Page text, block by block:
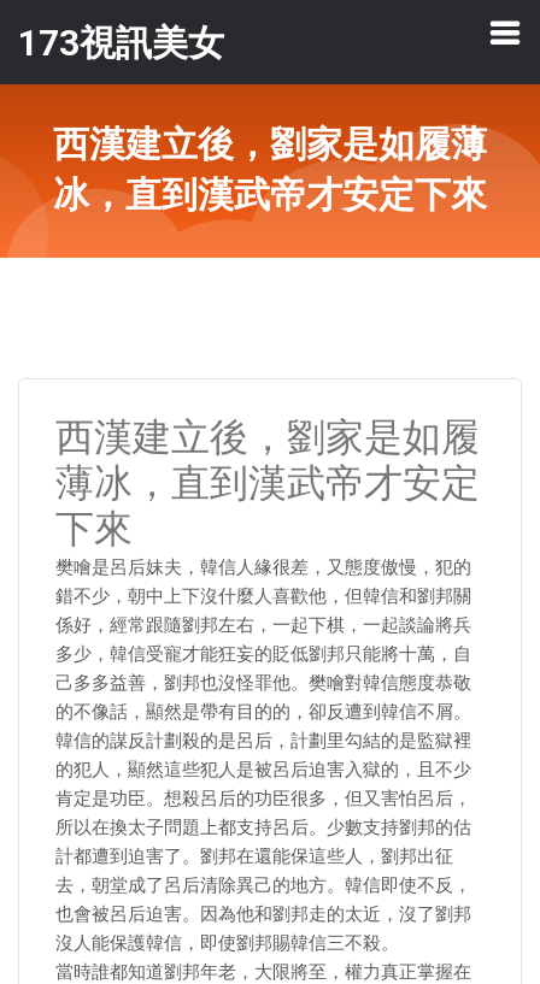
173視訊美女
西漢建立後，劉家是如履薄
冰，直到漢武帝才安定下來
西漢建立後，劉家是如履
薄冰，直到漢武帝才安定
下來
樊噲是呂后妹夫，韓信人緣很差，又態度傲慢，犯的
錯不少，朝中上下沒什麼人喜歡他，但韓信和劉邦關
係好，經常跟隨劉邦左右，一起下棋，一起談論將兵
多少，韓信受寵才能狂妄的貶低劉邦只能將十萬，自
己多多益善，劉邦也沒怪罪他。樊噲對韓信態度恭敬
的不像話，顯然是帶有目的的，卻反遭到韓信不屑。
韓信的謀反計劃殺的是呂后，計劃里勾結的是監獄裡
的犯人，顯然這些犯人是被呂后迫害入獄的，且不少
肯定是功臣。想殺呂后的功臣很多，但又害怕呂后，
所以在換太子問題上都支持呂后。少數支持劉邦的估
計都遭到迫害了。劉邦在還能保這些人，劉邦出征
去，朝堂成了呂后清除異己的地方。韓信即使不反，
也會被呂后迫害。因為他和劉邦走的太近，沒了劉邦
沒人能保護韓信，即使劉邦賜韓信三不殺。
當時誰都知道劉邦年老，大限將至，權力真正掌握在